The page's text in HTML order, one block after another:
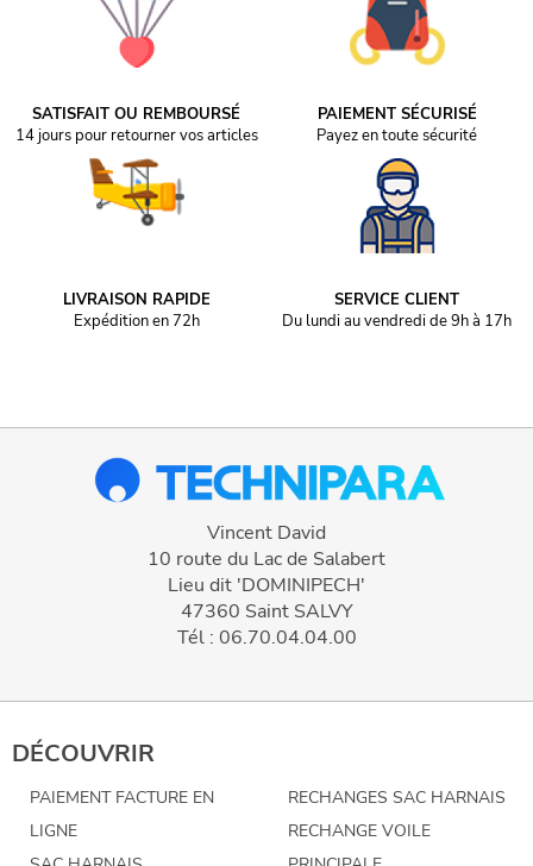
SATISFAIT OU REMBOURSÉ
14 jours pour retourner vos articles
PAIEMENT SÉCURISÉ
Payez en toute sécurité
LIVRAISON RAPIDE
Expédition en 72h
SERVICE CLIENT
Du lundi au vendredi de 9h à 17h
Vincent David
10 route du Lac de Salabert
Lieu dit 'DOMINIPECH'
47360 Saint SALVY
Tél : 06.70.04.04.00
DÉCOUVRIR
PAIEMENT FACTURE EN
LIGNE
RECHANGES SAC HARNAIS
RECHANGE VOILE